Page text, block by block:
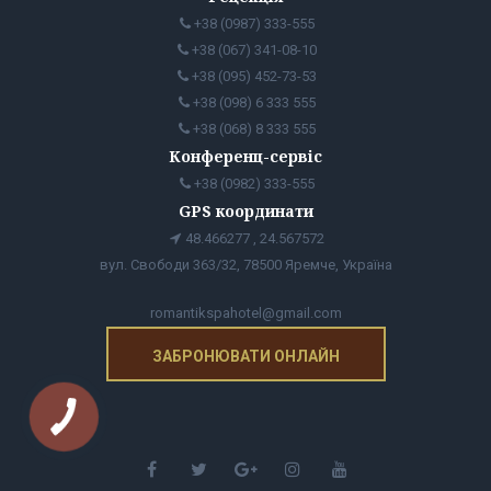
+38 (0987) 333-555
+38 (067) 341-08-10
+38 (095) 452-73-53
+38 (098) 6 333 555
+38 (068) 8 333 555
Конференц-сервіс
+38 (0982) 333-555
GPS координати
48.466277 , 24.567572
вул. Свободи 363/32, 78500 Яремче, Україна
romantikspahotel@gmail.com
ЗАБРОНЮВАТИ ОНЛАЙН